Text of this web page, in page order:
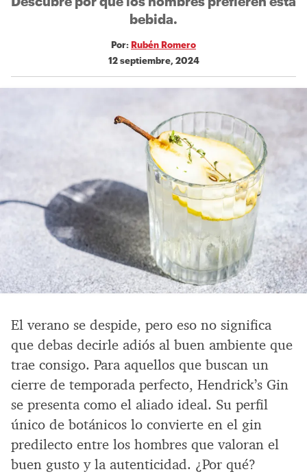
bebida.
Por: Rubén Romero
12 septiembre, 2024
El verano se despide, pero eso no significa
que debas decirle adiós al buen ambiente que
trae consigo. Para aquellos que buscan un
cierre de temporada perfecto, Hendrick’s Gin
se presenta como el aliado ideal. Su perfil
único de botánicos lo convierte en el gin
predilecto entre los hombres que valoran el
buen gusto y la autenticidad. ¿Por qué?